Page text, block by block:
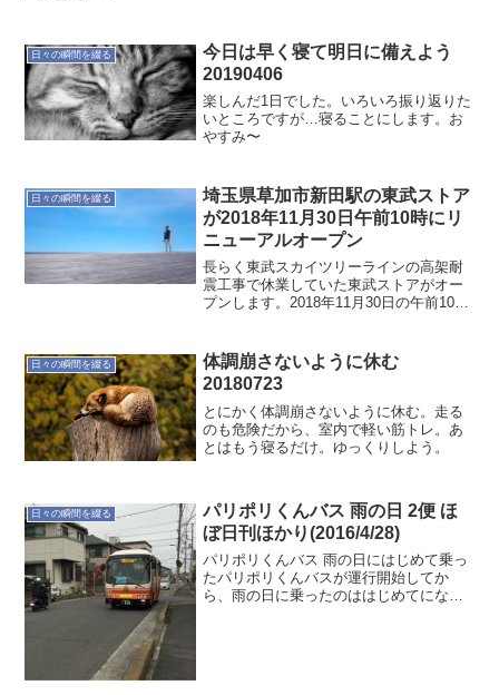
日々の瞬間を綴る
今日は早く寝て明日に備えよう
20190406
楽しんだ1日でした。いろいろ振り返りた
いところですが…寝ることにします。お
やすみ〜
日々の瞬間を綴る
埼玉県草加市新田駅の東武ストア
が2018年11月30日午前10時にリ
ニューアルオープン
長らく東武スカイツリーラインの高架耐
震工事で休業していた東武ストアがオー
プンします。2018年11月30日の午前10時
のでよかったです。同じ高架下にあった
コンビニやパン...
日々の瞬間を綴る
体調崩さないように休む
20180723
とにかく体調崩さないように休む。走る
のも危険だから、室内で軽い筋トレ。あ
とはもう寝るだけ。ゆっくりしよう。
日々の瞬間を綴る
パリポリくんバス 雨の日 2便 ほ
ぼ日刊ほかり(2016/4/28)
パリポリくんバス 雨の日にはじめて乗っ
たパリポリくんバスが運行開始してか
ら、雨の日に乗ったのははじめてになり